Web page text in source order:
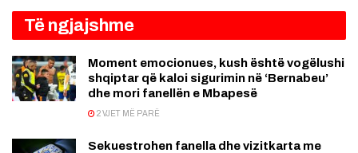
Të ngjajshme
Moment emocionues, kush është vogëlushi
shqiptar që kaloi sigurimin në ‘Bernabeu’
dhe mori fanellën e Mbapesë
2 VJET MË PARË
Sekuestrohen fanella dhe vizitkarta me